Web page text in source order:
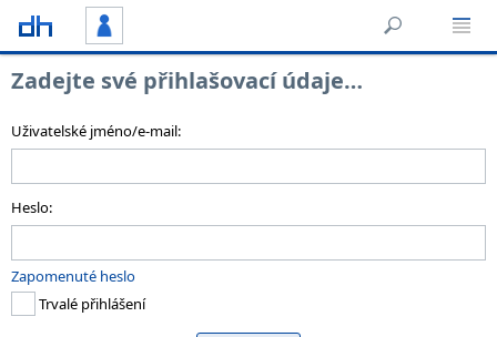
Zadejte své přihlašovací údaje…
Uživatelské jméno/e-mail:
Heslo:
Zapomenuté heslo
Trvalé přihlášení